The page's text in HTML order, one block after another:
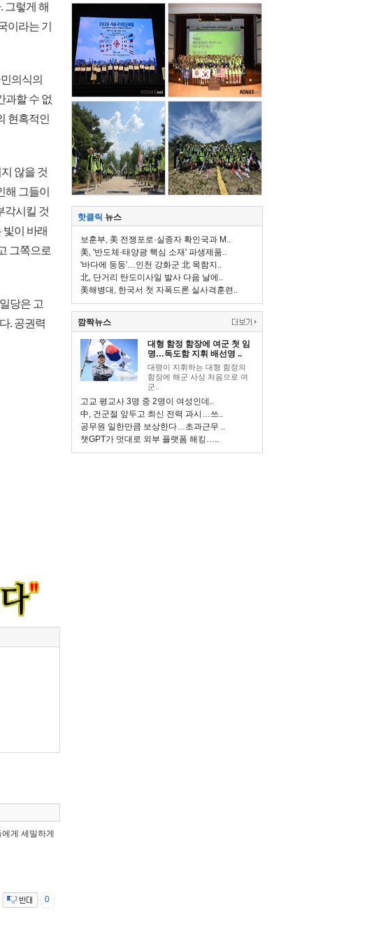
그렇게 해
이라는 기
의식의
과할 수 없
현혹적인
않을 것
그들이
각시킬 것
빛이 바래
그쪽으로
당은 고
. 공권력
게 세밀하게
0
핫클릭 뉴스
보훈부, 美 전쟁포로·실종자 확인국과 M..
美, '반도체·태양광 핵심 소재' 파생제품..
'바다에 둥둥'…인천 강화군 北 목함지..
北, 단거리 탄도미사일 발사 다음 날에..
美해병대, 한국서 첫 자폭드론 실사격훈련..
깜짝뉴스
대형 함정 함장에 여군 첫 임
명…독도함 지휘 배선영 ..
대령이 지휘하는 대형 함정의
함장에 해군 사상 처음으로 여
군..
고교 평교사 3명 중 2명이 여성인데..
中, 건군절 앞두고 최신 전력 과시…쓰..
공무원 일한만큼 보상한다…초과근무 ..
챗GPT가 멋대로 외부 플랫폼 해킹…..